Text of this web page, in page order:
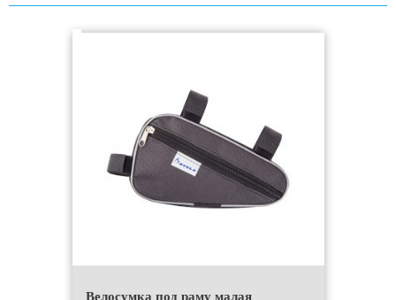
Велосумка под раму малая